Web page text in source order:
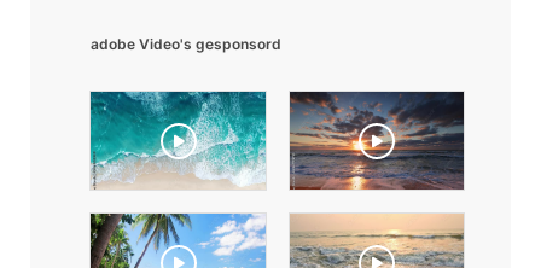
adobe Video's gesponsord